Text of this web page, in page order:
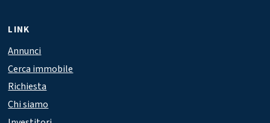
LINK
Annunci
Cerca immobile
Richiesta
Chi siamo